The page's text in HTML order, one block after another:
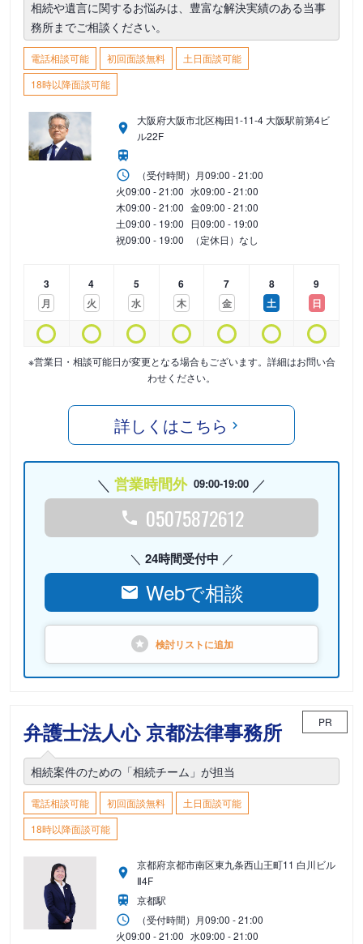
相続や遺言に関するお悩みは、豊富な解決実績のある当事
務所までご相談ください。
電話相談可能 初回面談無料
土日面談可能
18時以降面談可能
大阪府大阪市北区梅田1-11-4 大阪駅前第4ビ
ル22F
（受付時間） 月09:00 - 21:00
火09:00 - 21:00 水09:00 - 21:00
木09:00 - 21:00 金09:00 - 21:00
土09:00 - 19:00 日09:00 - 19:00
祝09:00 - 19:00 （定休日）なし
3
月
4
火
5
水
6
木
7
金
8
土
9
日
※営業日・相談可能日が変更となる場合もございます。詳細はお問い合
わせください。
詳しくはこちら
営業時間外 09:00-19:00
05075872612
24時間受付中
Webで相談
検討リストに追加
弁護士法人心 京都法律事務所 PR
相続案件のための「相続チーム」が担当
電話相談可能 初回面談無料
土日面談可能
18時以降面談可能
京都府京都市南区東九条西山王町11 白川ビル
Ⅱ4F
京都駅
（受付時間） 月09:00 - 21:00
火09:00 - 21:00 水09:00 - 21:00